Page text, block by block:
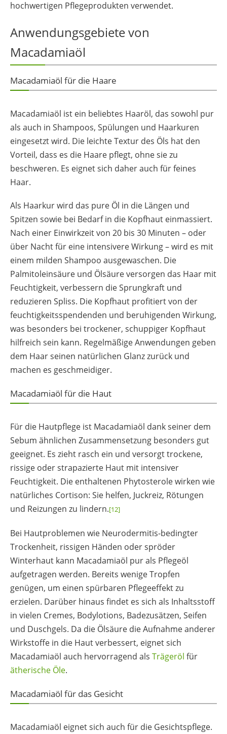
hochwertigen Pflegeprodukten verwendet.
Anwendungsgebiete von
Macadamiaöl
Macadamiaöl für die Haare
Macadamiaöl ist ein beliebtes Haaröl, das sowohl pur
als auch in Shampoos, Spülungen und Haarkuren
eingesetzt wird. Die leichte Textur des Öls hat den
Vorteil, dass es die Haare pflegt, ohne sie zu
beschweren. Es eignet sich daher auch für feines
Haar.
Als Haarkur wird das pure Öl in die Längen und
Spitzen sowie bei Bedarf in die Kopfhaut einmassiert.
Nach einer Einwirkzeit von 20 bis 30 Minuten – oder
über Nacht für eine intensivere Wirkung – wird es mit
einem milden Shampoo ausgewaschen. Die
Palmitoleinsäure und Ölsäure versorgen das Haar mit
Feuchtigkeit, verbessern die Sprungkraft und
reduzieren Spliss. Die Kopfhaut profitiert von der
feuchtigkeitsspendenden und beruhigenden Wirkung,
was besonders bei trockener, schuppiger Kopfhaut
hilfreich sein kann. Regelmäßige Anwendungen geben
dem Haar seinen natürlichen Glanz zurück und
machen es geschmeidiger.
Macadamiaöl für die Haut
Für die Hautpflege ist Macadamiaöl dank seiner dem
Sebum ähnlichen Zusammensetzung besonders gut
geeignet. Es zieht rasch ein und versorgt trockene,
rissige oder strapazierte Haut mit intensiver
Feuchtigkeit. Die enthaltenen Phytosterole wirken wie
natürliches Cortison: Sie helfen, Juckreiz, Rötungen
und Reizungen zu lindern.[12]
Bei Hautproblemen wie Neurodermitis-bedingter
Trockenheit, rissigen Händen oder spröder
Winterhaut kann Macadamiaöl pur als Pflegeöl
aufgetragen werden. Bereits wenige Tropfen
genügen, um einen spürbaren Pflegeeffekt zu
erzielen. Darüber hinaus findet es sich als Inhaltsstoff
in vielen Cremes, Bodylotions, Badezusätzen, Seifen
und Duschgels. Da die Ölsäure die Aufnahme anderer
Wirkstoffe in die Haut verbessert, eignet sich
Macadamiaöl auch hervorragend als Trägeröl für
ätherische Öle.
Macadamiaöl für das Gesicht
Macadamiaöl eignet sich auch für die Gesichtspflege.